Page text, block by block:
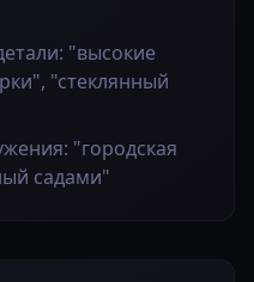
"высокие
"стеклянный
"городская
садами"